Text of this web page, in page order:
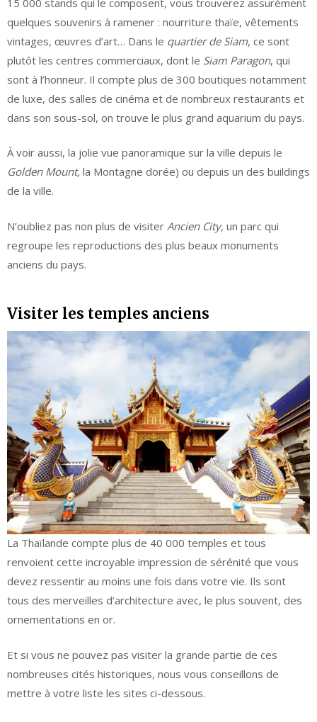
quelques souvenirs à ramener : nourriture thaïe, vêtements
vintages, œuvres d’art… Dans le quartier de Siam, ce sont
plutôt les centres commerciaux, dont le Siam Paragon, qui
sont à l’honneur. Il compte plus de 300 boutiques notamment
de luxe, des salles de cinéma et de nombreux restaurants et
dans son sous-sol, on trouve le plus grand aquarium du pays.
À voir aussi, la jolie vue panoramique sur la ville depuis le
Golden Mount, la Montagne dorée) ou depuis un des buildings
de la ville.
N’oubliez pas non plus de visiter Ancien City, un parc qui
regroupe les reproductions des plus beaux monuments
anciens du pays.
Visiter les temples anciens
La Thaïlande compte plus de 40 000 temples et tous
renvoient cette incroyable impression de sérénité que vous
devez ressentir au moins une fois dans votre vie. Ils sont
tous des merveilles d’architecture avec, le plus souvent, des
ornementations en or.
Et si vous ne pouvez pas visiter la grande partie de ces
nombreuses cités historiques, nous vous conseillons de
mettre à votre liste les sites ci-dessous.